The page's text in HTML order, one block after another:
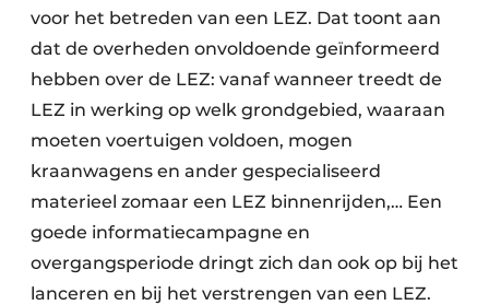
voor het betreden van een LEZ. Dat toont aan
dat de overheden onvoldoende geïnformeerd
hebben over de LEZ: vanaf wanneer treedt de
LEZ in werking op welk grondgebied, waaraan
moeten voertuigen voldoen, mogen
kraanwagens en ander gespecialiseerd
materieel zomaar een LEZ binnenrijden,… Een
goede informatiecampagne en
overgangsperiode dringt zich dan ook op bij het
lanceren en bij het verstrengen van een LEZ.